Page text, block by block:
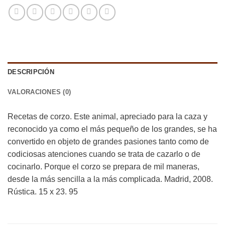
DESCRIPCIÓN
VALORACIONES (0)
Recetas de corzo. Este animal, apreciado para la caza y
reconocido ya como el más pequeño de los grandes, se ha
convertido en objeto de grandes pasiones tanto como de
codiciosas atenciones cuando se trata de cazarlo o de
cocinarlo. Porque el corzo se prepara de mil maneras,
desde la más sencilla a la más complicada. Madrid, 2008.
Rústica. 15 x 23. 95